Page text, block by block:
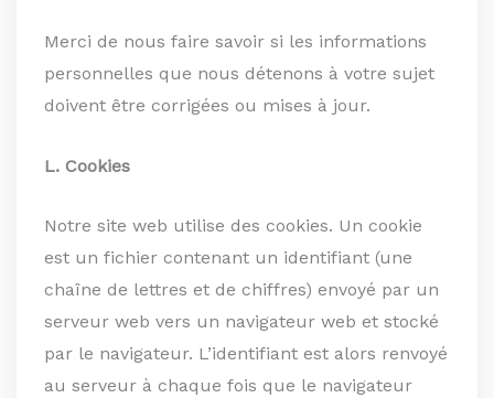
Merci de nous faire savoir si les informations
personnelles que nous détenons à votre sujet
doivent être corrigées ou mises à jour.
L. Cookies
Notre site web utilise des cookies. Un cookie
est un fichier contenant un identifiant (une
chaîne de lettres et de chiffres) envoyé par un
serveur web vers un navigateur web et stocké
par le navigateur. L’identifiant est alors renvoyé
au serveur à chaque fois que le navigateur